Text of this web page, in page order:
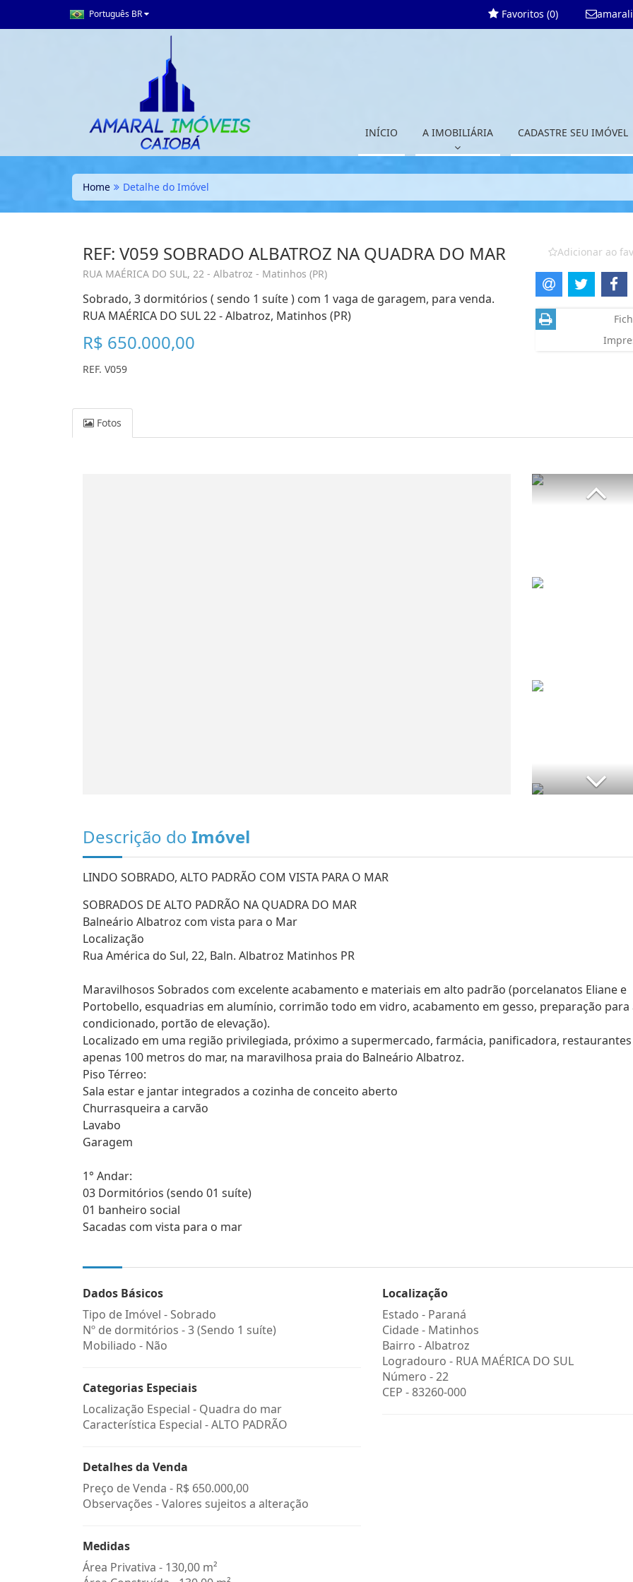
Português BR Favoritos (0)
INÍCIO A IMOBILIÁRIA CADASTRE SEU IMÓVEL
Home Detalhe do Imóvel
REF: V059 SOBRADO ALBATROZ NA QUADRA DO MAR
RUA MAÉRICA DO SUL, 22 - Albatroz - Matinhos (PR)
Sobrado, 3 dormitórios ( sendo 1 suíte ) com 1 vaga de garagem, para venda.
RUA MAÉRICA DO SUL 22 - Albatroz, Matinhos (PR)
R$ 650.000,00
REF. V059
Adicionar ao
Fotos
Descrição do Imóvel
LINDO SOBRADO, ALTO PADRÃO COM VISTA PARA O MAR
SOBRADOS DE ALTO PADRÃO NA QUADRA DO MAR
Balneário Albatroz com vista para o Mar
Localização
Rua América do Sul, 22, Baln. Albatroz Matinhos PR
Maravilhosos Sobrados com excelente acabamento e materiais em alto padrão (porcelanatos Eliane e
Portobello, esquadrias em alumínio, corrimão todo em vidro, acabamento em gesso, preparação para
condicionado, portão de elevação).
Localizado em uma região privilegiada, próximo a supermercado, farmácia, panificadora,
apenas 100 metros do mar, na maravilhosa praia do Balneário Albatroz.
Piso Térreo:
Sala estar e jantar integrados a cozinha de conceito aberto
Churrasqueira a carvão
Lavabo
Garagem
1° Andar:
03 Dormitórios (sendo 01 suíte)
01 banheiro social
Sacadas com vista para o mar
Dados Básicos
Tipo de Imóvel - Sobrado
Nº de dormitórios - 3 (Sendo 1 suíte)
Mobiliado - Não
Categorias Especiais
Localização Especial - Quadra do mar
Característica Especial - ALTO PADRÃO
Detalhes da Venda
Preço de Venda - R$ 650.000,00
Observações - Valores sujeitos a alteração
Medidas
Área Privativa - 130,00 m²
Localização
Estado - Paraná
Cidade - Matinhos
Bairro -Albatroz
Logradouro - RUA MAÉRICA DO SUL
Número -22
CEP -83260-000